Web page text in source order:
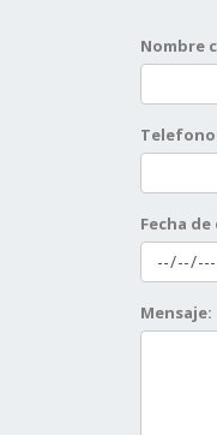
Nombre
Fecha
Mensaje: